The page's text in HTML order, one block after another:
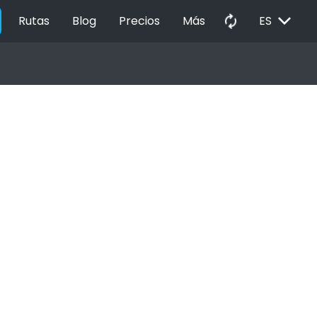
Rutas Blog Precios Más autorenew ES EXPAND_MORE